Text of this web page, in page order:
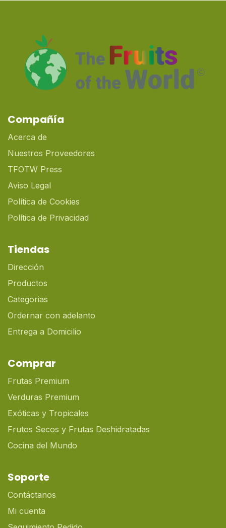
Compañía
Acerca de
Nuestros Proveedores
TFOTW Press
Aviso Legal
Política de Cookies
Política de Privacidad
Tiendas
Dirección
Productos
Categorias
Ordernar con adelanto
Entrega a Domicilio
Comprar
Frutas Premium
Verduras Premium
Exóticas y Tropicales
Frutos Secos y Frutas Deshidratadas
Cocina del Mundo
Soporte
Contáctanos
Mi cuenta